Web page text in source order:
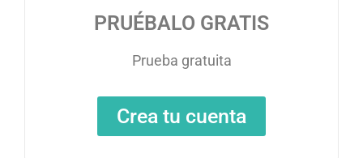
PRUÉBALO GRATIS
Prueba gratuita
Crea tu cuenta